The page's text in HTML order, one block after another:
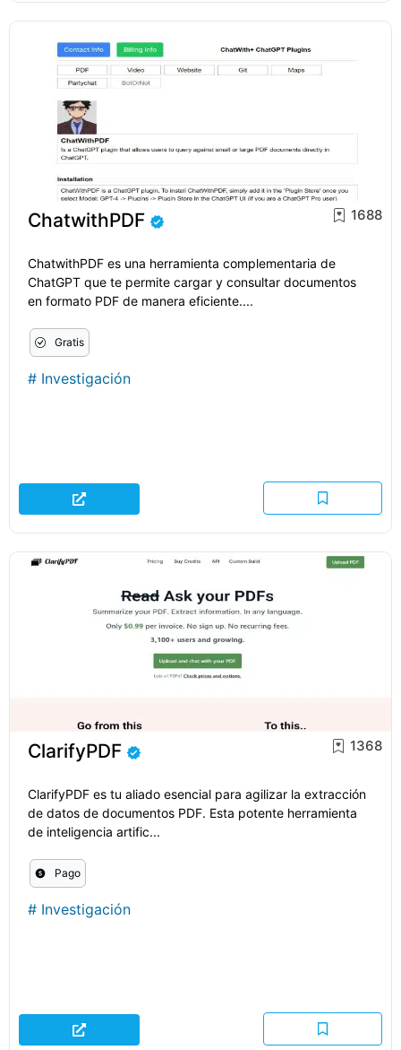
ChatwithPDF 1688
ChatwithPDF es una herramienta complementaria de
ChatGPT que te permite cargar y consultar documentos
en formato PDF de manera eficiente....
Gratis
# Investigación
ClarifyPDF 1368
ClarifyPDF es tu aliado esencial para agilizar la extracción
de datos de documentos PDF. Esta potente herramienta
de inteligencia artific...
Pago
# Investigación